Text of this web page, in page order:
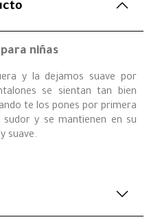
niñas
y la dejamos suave por
se sientan tan bien
te los pones por primera
y se mantienen en su
suave.